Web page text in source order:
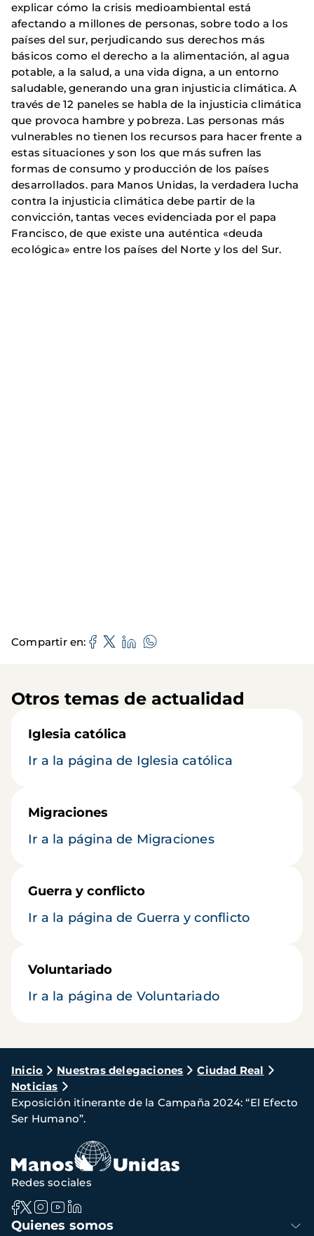
explicar cómo la crisis medioambiental está
afectando a millones de personas, sobre todo a los
países del sur, perjudicando sus derechos más
básicos como el derecho a la alimentación, al agua
potable, a la salud, a una vida digna, a un entorno
saludable, generando una gran injusticia climática. A
través de 12 paneles se habla de la injusticia climática
que provoca hambre y pobreza. Las personas más
vulnerables no tienen los recursos para hacer frente a
estas situaciones y son los que más sufren las
formas de consumo y producción de los países
desarrollados. para Manos Unidas, la verdadera lucha
contra la injusticia climática debe partir de la
convicción, tantas veces evidenciada por el papa
Francisco, de que existe una auténtica «deuda
ecológica» entre los países del Norte y los del Sur.
Compartir en
Otros temas de actualidad
Iglesia católica
Ir a la página de Iglesia católica
Migraciones
Ir a la página de Migraciones
Guerra y conflicto
Ir a la página de Guerra y conflicto
Voluntariado
Ir a la página de Voluntariado
Ruta
de
navegación
Inicio Nuestras delegaciones
Ciudad Real
Noticias
Exposición itinerante de la Campaña 2024: “El Efecto
Ser Humano”.
Navegación
Quienes somos
Redes sociales